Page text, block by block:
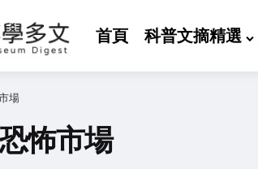
首頁 科普文摘精選
場
恐怖市場